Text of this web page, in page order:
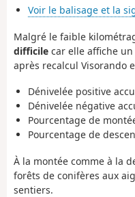
Voir le balisage et la
Malgré le faible
difficile car elle affiche
après recalcul Visorando
Dénivelée positive
Dénivelée négative
Pourcentage de
Pourcentage de
À la montée comme à la
forêts de conifères aux
sentiers.